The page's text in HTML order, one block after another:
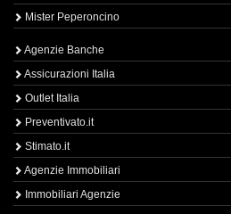
Mister Peperoncino
Agenzie Banche
Assicurazioni Italia
Outlet Italia
Preventivato.it
Stimato.it
Agenzie Immobiliari
Immobiliari Agenzie